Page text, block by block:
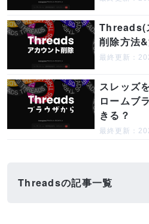
Threads(
削除方法&
最終更新：
スレッズ
ロームブ
きる？
最終更新：
Threadsの記事一覧